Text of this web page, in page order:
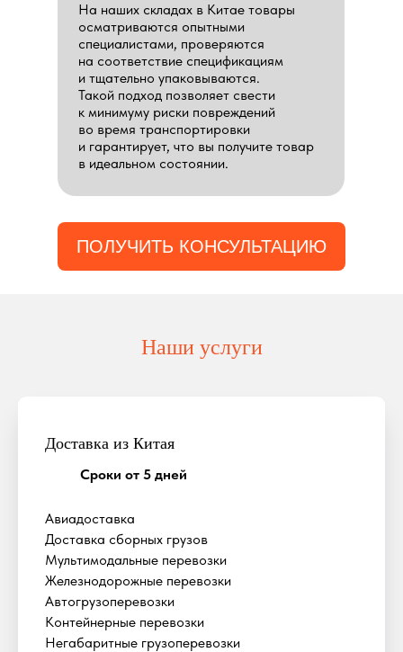
На наших складах в Китае товары
осматриваются опытными
специалистами, проверяются
на соответствие спецификациям
и тщательно упаковываются.
Такой подход позволяет свести
к минимуму риски повреждений
во время транспортировки
и гарантирует, что вы получите товар
в идеальном состоянии.
ПОЛУЧИТЬ КОНСУЛЬТАЦИЮ
Наши услуги
Доставка из Китая
Сроки от 5 дней
Авиадоставка
Доставка сборных грузов
Мультимодальные перевозки
Железнодорожные перевозки
Автогрузоперевозки
Контейнерные перевозки
Негабаритные грузоперевозки